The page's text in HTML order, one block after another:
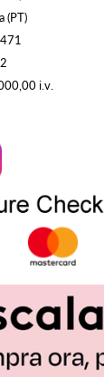
(PT)
i.v.